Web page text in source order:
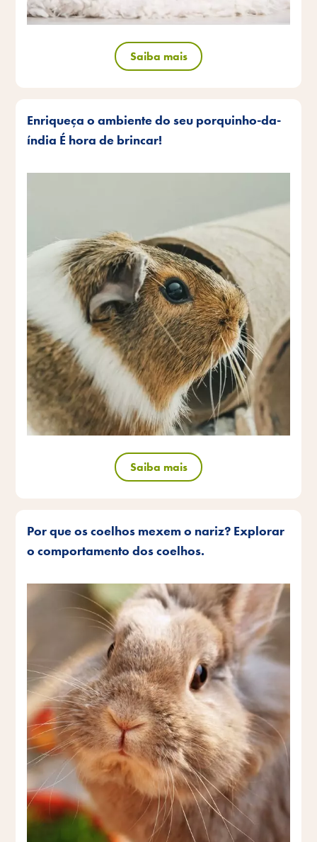
Saiba mais
Enriqueça o ambiente do seu porquinho-da-
índia É hora de brincar!
Saiba mais
Por que os coelhos mexem o nariz? Explorar
o comportamento dos coelhos.